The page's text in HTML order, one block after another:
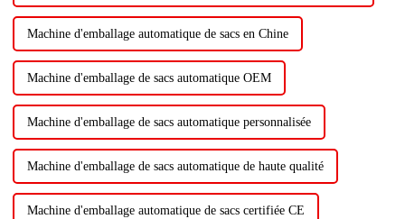
Machine d'emballage automatique de sacs en Chine
Machine d'emballage de sacs automatique OEM
Machine d'emballage de sacs automatique personnalisée
Machine d'emballage de sacs automatique de haute qualité
Machine d'emballage automatique de sacs certifiée CE